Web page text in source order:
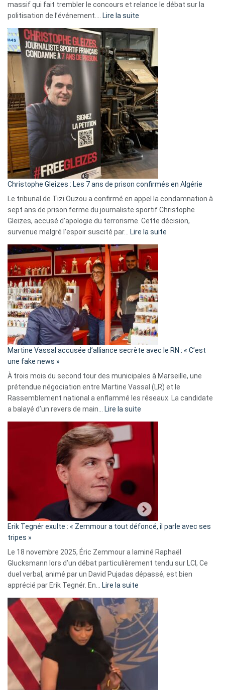
massif qui fait trembler le concours et relance le débat sur la
politisation de l’événement.… Lire la suite
Eurovision
2026
:
Pays-
Bas,
Espagne,
Irlande
et
Slovénie
rejettent
la
présence
d’Israël
Christophe Gleizes : Les 7 ans de prison confirmés en Algérie
Le tribunal de Tizi Ouzou a confirmé en appel la condamnation à
sept ans de prison ferme du journaliste sportif Christophe
Gleizes, accusé d’apologie du terrorisme. Cette décision,
survenue malgré l’espoir suscité par… Lire la suite
Algérie
Martine Vassal accusée d’alliance secrète avec le RN : « C’est
une fake news »
À trois mois du second tour des municipales à Marseille, une
prétendue négociation entre Martine Vassal (LR) et le
Rassemblement national a enflammé les réseaux. La candidate
a balayé d’un revers de main… Lire la suite
d’alliance
secrète
«
C’est
fake
news
»
Erik Tegnér exulte : « Zemmour a tout défoncé, il parle avec ses
tripes »
Le 18 novembre 2025, Éric Zemmour a laminé Raphaël
Glucksmann lors d’un débat particulièrement tendu sur LCI, Ce
duel verbal, animé par un David Pujadas dépassé, est bien
apprécié par Erik Tegnér. En… Lire la suite
Tegnér
exulte
« Zemmour
a
tout